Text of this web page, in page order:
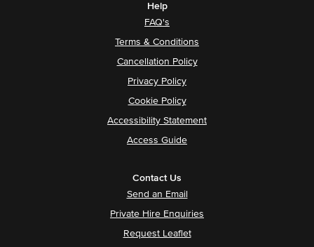
Help
FAQ's
Terms & Conditions
Cancellation Policy
Privacy Policy
Cookie Policy
Accessibility Statement
Access Guide
Contact Us
Send an Email
Private Hire Enquiries
Request Leaflet